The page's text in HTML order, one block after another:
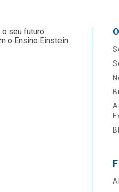
seu futuro.
o Ensino Einstein.